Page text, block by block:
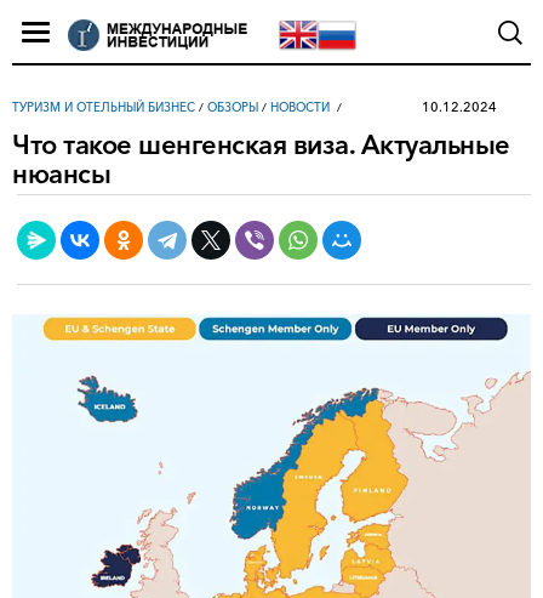
ТУРИЗМ И ОТЕЛЬНЫЙ БИЗНЕС / ОБЗОРЫ / НОВОСТИ 10.12.2024
Что такое шенгенская виза. Актуальные
нюансы